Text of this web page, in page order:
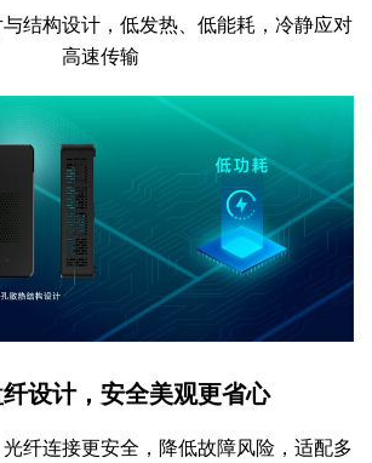
结构设计，低发热、低能耗，冷静应对
高速传输
设计，安全美观更省心
纤连接更安全，降低故障风险，适配多